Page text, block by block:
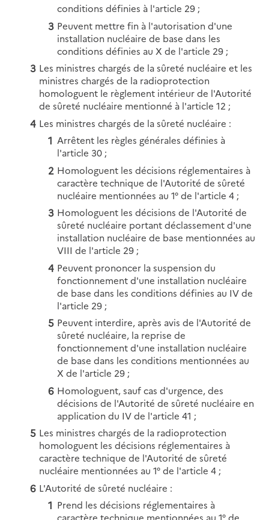
conditions définies à l'article 29 ;
Peuvent mettre fin à l'autorisation d'une
installation nucléaire de base dans les
conditions définies au X de l'article 29 ;
Les ministres chargés de la sûreté nucléaire et les
ministres chargés de la radioprotection
homologuent le règlement intérieur de l'Autorité
de sûreté nucléaire mentionné à l'article 12 ;
Les ministres chargés de la sûreté nucléaire :
Arrêtent les règles générales définies à
l'article 30 ;
Homologuent les décisions réglementaires à
caractère technique de l'Autorité de sûreté
nucléaire mentionnées au 1° de l'article 4 ;
Homologuent les décisions de l'Autorité de
sûreté nucléaire portant déclassement d'une
installation nucléaire de base mentionnées au
VIII de l'article 29 ;
Peuvent prononcer la suspension du
fonctionnement d'une installation nucléaire
de base dans les conditions définies au IV de
l'article 29 ;
Peuvent interdire, après avis de l'Autorité de
sûreté nucléaire, la reprise de
fonctionnement d'une installation nucléaire
de base dans les conditions mentionnées au
X de l'article 29 ;
Homologuent, sauf cas d'urgence, des
décisions de l'Autorité de sûreté nucléaire en
application du IV de l'article 41 ;
Les ministres chargés de la radioprotection
homologuent les décisions réglementaires à
caractère technique de l'Autorité de sûreté
nucléaire mentionnées au 1° de l'article 4 ;
L'Autorité de sûreté nucléaire :
Prend les décisions réglementaires à
caractère technique mentionnées au 1° de